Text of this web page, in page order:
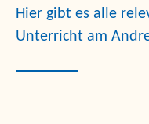
Hier gibt es alle
Unterricht am